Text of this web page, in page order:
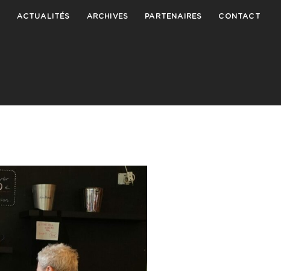
ACTUALITÉS ARCHIVES PARTENAIRES CONTACT